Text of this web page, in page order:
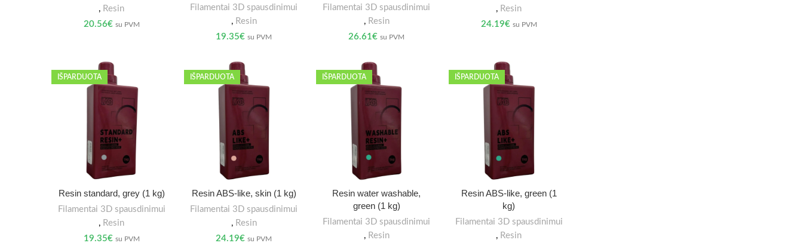
, Resin
20.56€ su PVM
Filamentai 3D spausdinimui
, Resin
19.35€ su PVM
Filamentai 3D spausdinimui
, Resin
26.61€ su PVM
, Resin
24.19€ su PVM
IŠPARDUOTA
Resin standard, grey (1 kg)
Filamentai 3D spausdinimui
, Resin
19.35€ su PVM
IŠPARDUOTA
Resin ABS-like, skin (1 kg)
Filamentai 3D spausdinimui
, Resin
24.19€ su PVM
IŠPARDUOTA
Resin water washable,
green (1 kg)
Filamentai 3D spausdinimui
, Resin
IŠPARDUOTA
Resin ABS-like, green (1
kg)
Filamentai 3D spausdinimui
, Resin